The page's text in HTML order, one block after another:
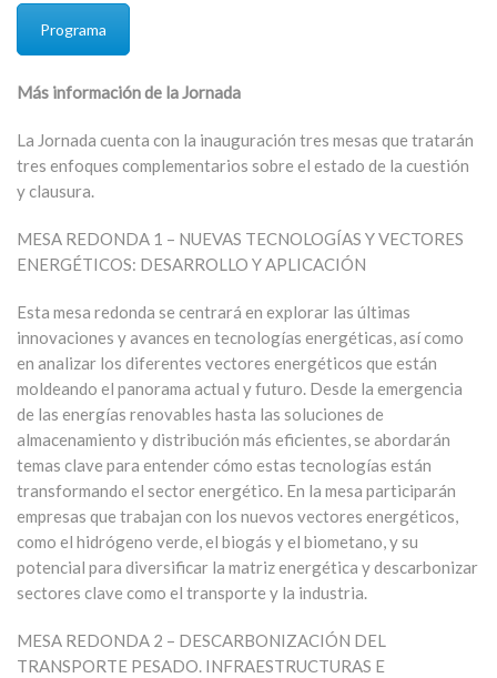
Programa
Más información de la Jornada
La Jornada cuenta con la inauguración tres mesas que tratarán
tres enfoques complementarios sobre el estado de la cuestión
y clausura.
MESA REDONDA 1 – NUEVAS TECNOLOGÍAS Y VECTORES
ENERGÉTICOS: DESARROLLO Y APLICACIÓN
Esta mesa redonda se centrará en explorar las últimas
innovaciones y avances en tecnologías energéticas, así como
en analizar los diferentes vectores energéticos que están
moldeando el panorama actual y futuro. Desde la emergencia
de las energías renovables hasta las soluciones de
almacenamiento y distribución más eficientes, se abordarán
temas clave para entender cómo estas tecnologías están
transformando el sector energético. En la mesa participarán
empresas que trabajan con los nuevos vectores energéticos,
como el hidrógeno verde, el biogás y el biometano, y su
potencial para diversificar la matriz energética y descarbonizar
sectores clave como el transporte y la industria.
MESA REDONDA 2 – DESCARBONIZACIÓN DEL
TRANSPORTE PESADO. INFRAESTRUCTURAS E